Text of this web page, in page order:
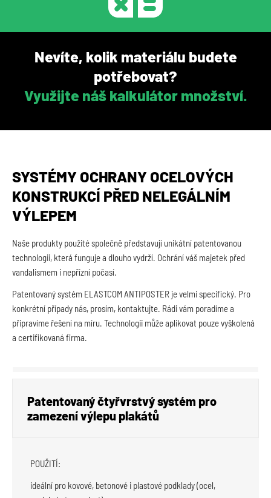
Nevíte, kolik materiálu budete
potřebovat?
Využijte náš kalkulátor množství.
SYSTÉMY OCHRANY OCELOVÝCH
KONSTRUKCÍ PŘED NELEGÁLNÍM
VÝLEPEM
Naše produkty použité společně představují unikátní patentovanou
technologii, která funguje a dlouho vydrží. Ochrání váš majetek před
vandalismem i nepřízní počasí.
Patentovaný systém ELASTCOM ANTIPOSTER je velmi specifický. Pro
konkrétní případy nás, prosím, kontaktujte. Rádi vám poradíme a
připravíme řešení na míru. Technologii může aplikovat pouze vyškolená
a certifikovaná firma.
Patentovaný čtyřvrstvý systém pro
zamezení výlepu plakátů
POUŽITÍ:
ideální pro kovové, betonové i plastové podklady (ocel,